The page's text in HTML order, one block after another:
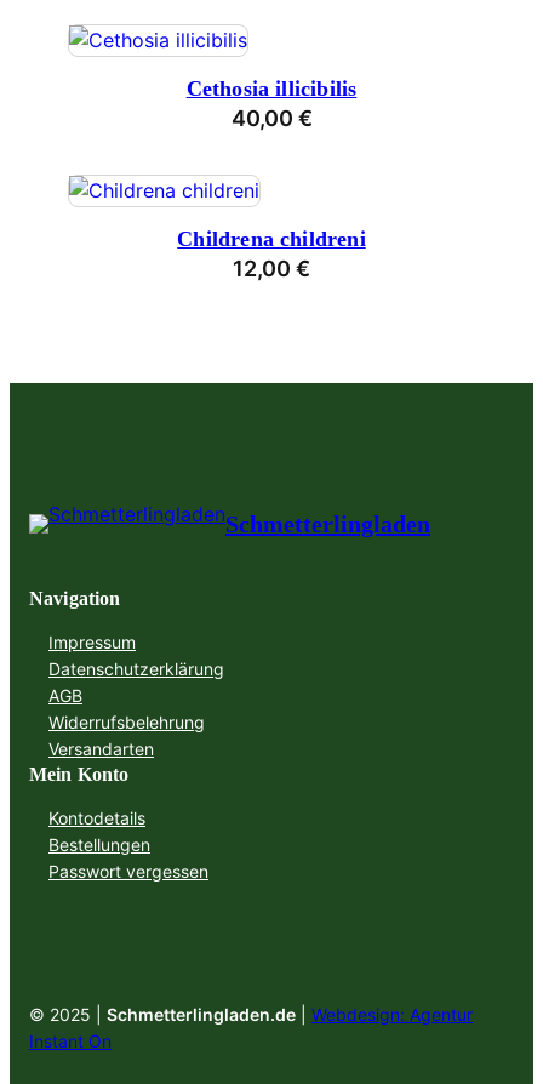
Cethosia illicibilis
40,00 €
Childrena childreni
12,00 €
Schmetterlingladen
Navigation
Impressum
Datenschutzerklärung
AGB
Widerrufsbelehrung
Versandarten
Mein Konto
Kontodetails
Bestellungen
Passwort vergessen
© 2025 | Schmetterlingladen.de
Webdesign: Agentur
Instant On